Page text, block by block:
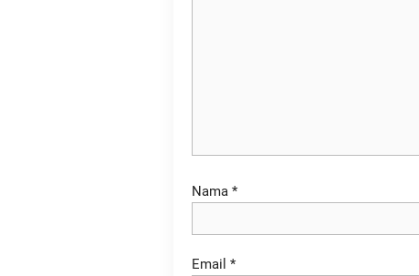
Nama *
Email *